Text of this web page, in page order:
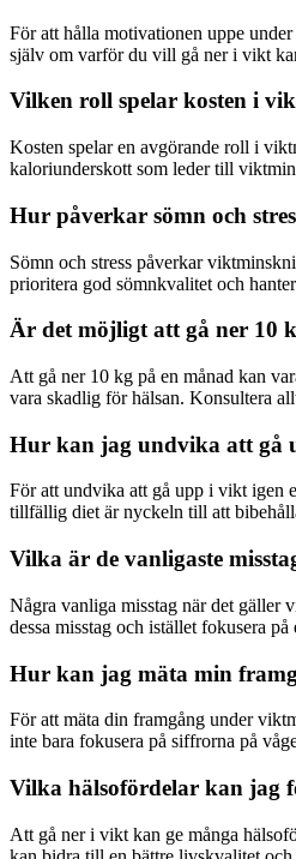
För att hålla motivationen uppe
själv om varför du vill gå ner i vikt
Vilken roll spelar kosten i
Kosten spelar en avgörande roll i
kaloriunderskott som leder till
Hur påverkar sömn och
Sömn och stress påverkar
prioritera god sömnkvalitet och
Är det möjligt att gå ner 10
Att gå ner 10 kg på en månad kan
vara skadlig för hälsan. Konsultera
Hur kan jag undvika att gå
För att undvika att gå upp i vikt igen
tillfällig diet är nyckeln till att
Vilka är de vanligaste
Några vanliga misstag när det
dessa misstag och istället fokusera
Hur kan jag mäta min
För att mäta din framgång under
inte bara fokusera på siffrorna på
Vilka hälsofördelar kan jag
Att gå ner i vikt kan ge många